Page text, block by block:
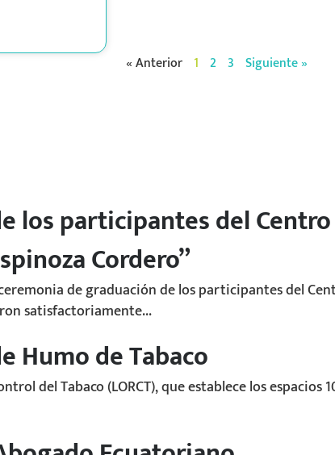
« Anterior 1 2 3 Siguiente »
los participantes del
Cordero”
de graduación de los participantes del
satisfactoriamente...
Humo de Tabaco
del Tabaco (LORCT), que establece los espacios